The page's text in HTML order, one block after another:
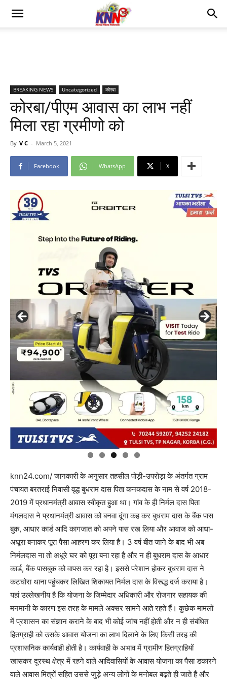
BREAKING NEWS Uncategorized कोरबा
कोरबा/पीएम आवास का लाभ नहीं
मिला रहा ग्रमीणो को
By V C - March 5, 2021
Facebook WhatsApp X
knn24.com/ जानकारी के अनुसार तहसील पोड़ी-उपरोड़ा के अंतर्गत ग्राम
पंचायत बरतराई निवासी वृद्ध बुधराम दास पिता कनकदास के नाम से वर्ष 2018-
2019 में प्रधानमंत्री आवास स्वीकृत हुआ था। गांव के ही निर्मल दास पिता
मंगलदास ने प्रधानमंत्री आवास को बनवा दूंगा कह कर बुधराम दास के बैंक पास
बुक, आधार कार्ड आदि कागजात को अपने पास रख लिया और आवाज को आधा-
अधूरा बनाकर पूरा पैसा आहरण कर लिया है। 3 वर्ष बीत जाने के बाद भी अब
निर्मलदास ना तो अधूरे घर को पूरा बना रहा है और न ही बुधराम दास के आधार
कार्ड, बैंक पासबुक को वापस कर रहा है। इससे परेशान होकर बुधराम दास ने
कटघोरा थाना पहुंचकर लिखित शिकायत निर्मल दास के विरूद्ध दर्ज कराया है।
यहां उल्लेखनीय है कि योजना के जिम्मेदार अधिकारी और रोजगार सहायक की
मनमानी के कारण इस तरह के मामले अक्सर सामने आते रहते हैं। कुछेक मामलों
में प्रशासन का संज्ञान कराने के बाद भी कोई जांच नहीं होती और न ही संबंधित
हितग्राही को उसके आवास योजना का लाभ दिलाने के लिए किसी तरह की
प्रशासनिक कार्यवाही होती है। कार्यवाही के अभाव में ग्रामीण हितग्राहियों
खासकर दूरस्थ क्षेत्र में रहने वाले आदिवासियों के आवास योजना का पैसा डकारने
वाले आवास मित्रों सहित उससे जुड़े अन्य लोगों के मनोबल बढ़ते ही जाते हैं और